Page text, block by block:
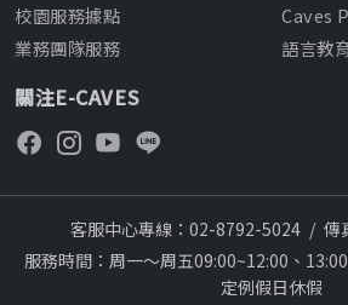
校園服務據點
業務團隊服務
Caves
語言教
關注E-CAVES
客服中心專線：02-8792-5024 / 傳
服務時間：周一～周五09:00~12:00、
定例假日休假